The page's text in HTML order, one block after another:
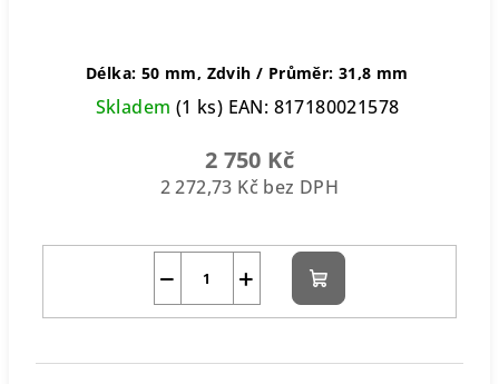
Délka: 50 mm, Zdvih / Průměr: 31,8 mm
Skladem (1 ks) EAN: 817180021578
2 750 Kč
2 272,73 Kč bez DPH
+
− Do
košíku